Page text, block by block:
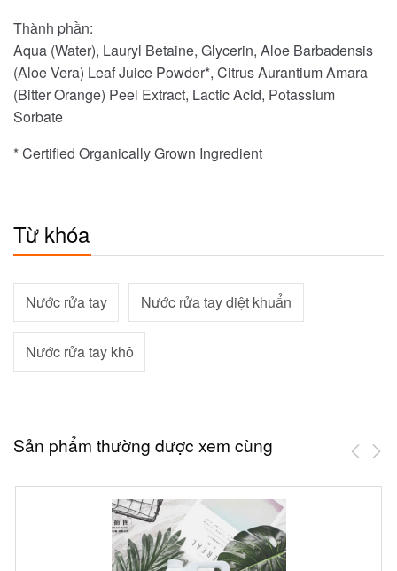
Thành phần:
Aqua (Water), Lauryl Betaine, Glycerin, Aloe Barbadensis
(Aloe Vera) Leaf Juice Powder*, Citrus Aurantium Amara
(Bitter Orange) Peel Extract, Lactic Acid, Potassium
Sorbate
* Certified Organically Grown Ingredient
Từ khóa
Nước rửa tay Nước rửa tay diệt khuẩn
Nước rửa tay khô
Sản phẩm thường được xem cùng